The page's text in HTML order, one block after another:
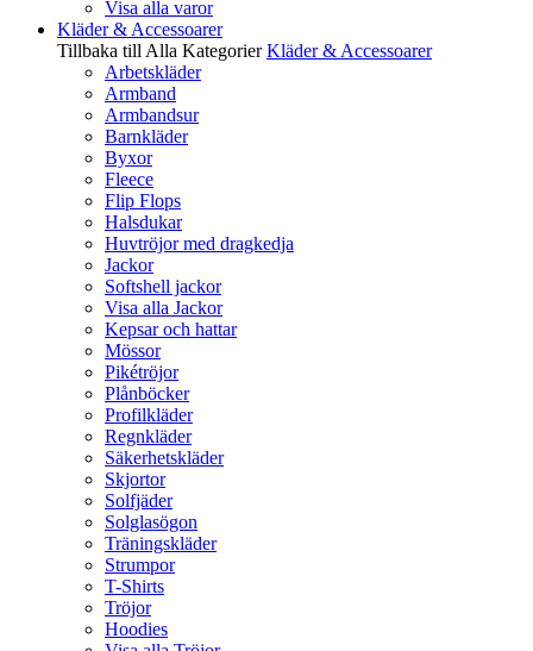
Visa alla varor
Kläder & Accessoarer
Tillbaka till Alla Kategorier Kläder & Accessoarer
Arbetskläder
Armband
Armbandsur
Barnkläder
Byxor
Fleece
Flip Flops
Halsdukar
Huvtröjor med dragkedja
Jackor
Softshell jackor
Visa alla Jackor
Kepsar och hattar
Mössor
Pikétröjor
Plånböcker
Profilkläder
Regnkläder
Säkerhetskläder
Skjortor
Solfjäder
Solglasögon
Träningskläder
Strumpor
T-Shirts
Tröjor
Hoodies